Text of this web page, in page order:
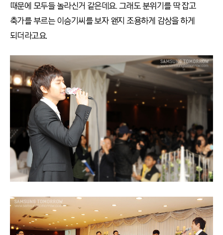
때문에 모두들 놀라신거 같은데요. 그래도 분위기를 딱 잡고
축가를 부르는 이승기씨를 보자 왠지 조용하게 감상을 하게
되더라고요.